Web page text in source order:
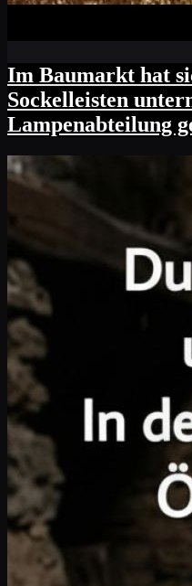
Im Baumarkt hat
Sockelleisten
Lampenabteilung